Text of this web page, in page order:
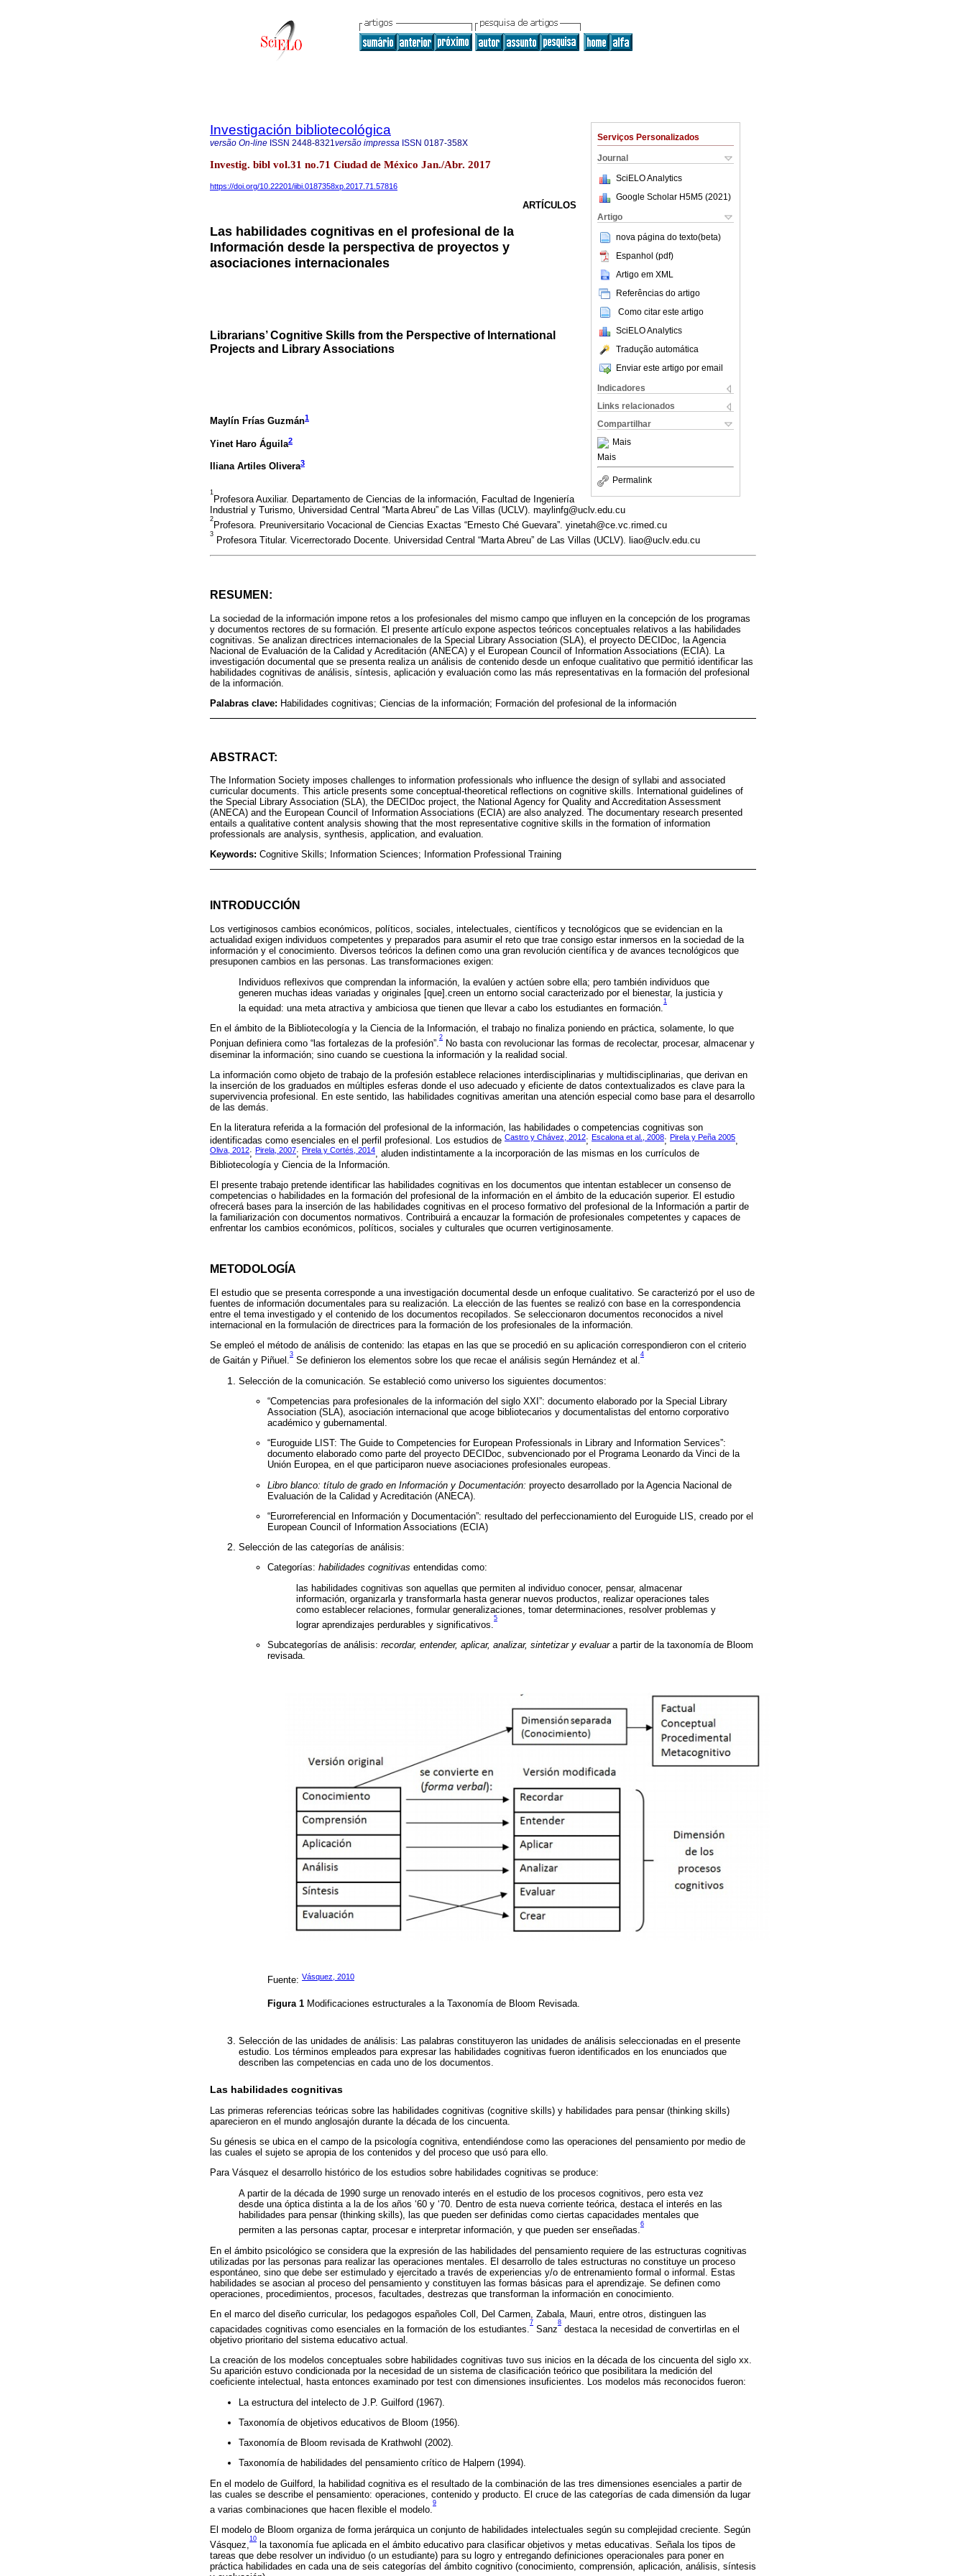
Serviços Personalizados
Journal
SciELO Analytics
Google Scholar H5M5 (2021 )
Artigo
nova página do texto(beta)
Espanhol (pdf)
Artigo em XML
Referências do artigo
Como citar este artigo
SciELO Analytics
Tradução automática
Enviar este artigo por email
Indicadores
Links relacionados
Compartilhar
Mais
Mais
Permalink
Investigación bibliotecológica
versão On-line ISSN 2448-8321versão impressa ISSN 0187-358X
Investig. bibl vol.31 no.71 Ciudad de México Jan./Abr. 2017
https://doi.org/10.22201/iibi.0187358xp.2017.71.57816
ARTÍCULOS
Las habilidades cognitivas en el profesional de la
Información desde la perspectiva de proyectos y
asociaciones internacionales
Librarians’ Cognitive Skills from the Perspective of International
Projects and Library Associations
Maylín Frías Guzmán1
Yinet Haro Águila2
Iliana Artiles Olivera3
1
Profesora Auxiliar. Departamento de Ciencias de la información, Facultad de Ingeniería
Industrial y Turismo, Universidad Central “Marta Abreu” de Las Villas (UCLV). maylinfg@uclv.edu.cu
2
Profesora. Preuniversitario Vocacional de Ciencias Exactas “Ernesto Ché Guevara”. yinetah@ce.vc.rimed.cu
3
Profesora Titular. Vicerrectorado Docente. Universidad Central “Marta Abreu” de Las Villas (UCLV). liao@uclv.edu.cu
RESUMEN:
La sociedad de la información impone retos a los profesionales del mismo campo que influyen en la concepción de los programas
y documentos rectores de su formación. El presente artículo expone aspectos teóricos conceptuales relativos a las habilidades
cognitivas. Se analizan directrices internacionales de la Special Library Association (SLA), el proyecto DECIDoc, la Agencia
Nacional de Evaluación de la Calidad y Acreditación (ANECA) y el European Council of Information Associations (ECIA). La
investigación documental que se presenta realiza un análisis de contenido desde un enfoque cualitativo que permitió identificar las
habilidades cognitivas de análisis, síntesis, aplicación y evaluación como las más representativas en la formación del profesional
de la información.
Palabras clave: Habilidades cognitivas; Ciencias de la información; Formación del profesional de la información
ABSTRACT:
The Information Society imposes challenges to information professionals who influence the design of syllabi and associated
curricular documents. This article presents some conceptual-theoretical reflections on cognitive skills. International guidelines of
the Special Library Association (SLA), the DECIDoc project, the National Agency for Quality and Accreditation Assessment
(ANECA) and the European Council of Information Associations (ECIA) are also analyzed. The documentary research presented
entails a qualitative content analysis showing that the most representative cognitive skills in the formation of information
professionals are analysis, synthesis, application, and evaluation.
Keywords: Cognitive Skills; Information Sciences; Information Professional Training
INTRODUCCIÓN
Los vertiginosos cambios económicos, políticos, sociales, intelectuales, científicos y tecnológicos que se evidencian en la
actualidad exigen individuos competentes y preparados para asumir el reto que trae consigo estar inmersos en la sociedad de la
información y el conocimiento. Diversos teóricos la definen como una gran revolución científica y de avances tecnológicos que
presuponen cambios en las personas. Las transformaciones exigen:
Individuos reflexivos que comprendan la información, la evalúen y actúen sobre ella; pero también individuos que
generen muchas ideas variadas y originales [que].creen un entorno social caracterizado por el bienestar, la justicia y
la equidad: una meta atractiva y ambiciosa que tienen que llevar a cabo los estudiantes en formación.
1
En el ámbito de la Bibliotecología y la Ciencia de la Información, el trabajo no finaliza poniendo en práctica, solamente, lo que
Ponjuan definiera como “las fortalezas de la profesión”.
2
No basta con revolucionar las formas de recolectar, procesar, almacenar y
diseminar la información; sino cuando se cuestiona la información y la realidad social.
La información como objeto de trabajo de la profesión establece relaciones interdisciplinarias y multidisciplinarias, que derivan en
la inserción de los graduados en múltiples esferas donde el uso adecuado y eficiente de datos contextualizados es clave para la
supervivencia profesional. En este sentido, las habilidades cognitivas ameritan una atención especial como base para el desarrollo
de las demás.
En la literatura referida a la formación del profesional de la información, las habilidades o competencias cognitivas son
identificadas como esenciales en el perfil profesional. Los estudios de Castro y Chávez, 2012; Escalona et al., 2008; Pirela y Peña 2005,
Oliva, 2012; Pirela, 2007; Pirela y Cortés, 2014, aluden indistintamente a la incorporación de las mismas en los currículos de
Bibliotecología y Ciencia de la Información.
El presente trabajo pretende identificar las habilidades cognitivas en los documentos que intentan establecer un consenso de
competencias o habilidades en la formación del profesional de la información en el ámbito de la educación superior. El estudio
ofrecerá bases para la inserción de las habilidades cognitivas en el proceso formativo del profesional de la Información a partir de
la familiarización con documentos normativos. Contribuirá a encauzar la formación de profesionales competentes y capaces de
enfrentar los cambios económicos, políticos, sociales y culturales que ocurren vertiginosamente.
METODOLOGÍA
El estudio que se presenta corresponde a una investigación documental desde un enfoque cualitativo. Se caracterizó por el uso de
fuentes de información documentales para su realización. La elección de las fuentes se realizó con base en la correspondencia
entre el tema investigado y el contenido de los documentos recopilados. Se seleccionaron documentos reconocidos a nivel
internacional en la formulación de directrices para la formación de los profesionales de la información.
Se empleó el método de análisis de contenido: las etapas en las que se procedió en su aplicación correspondieron con el criterio
de Gaitán y Piñuel.
3
Se definieron los elementos sobre los que recae el análisis según Hernández et al.
4
Selección de la comunicación. Se estableció como universo los siguientes documentos:
“Competencias para profesionales de la información del siglo XXI”: documento elaborado por la Special Library
Association (SLA), asociación internacional que acoge bibliotecarios y documentalistas del entorno corporativo
académico y gubernamental.
“Euroguide LIST: The Guide to Competencies for European Professionals in Library and Information Services”:
documento elaborado como parte del proyecto DECIDoc, subvencionado por el Programa Leonardo da Vinci de la
Unión Europea, en el que participaron nueve asociaciones profesionales europeas.
Libro blanco: título de grado en Información y Documentación: proyecto desarrollado por la Agencia Nacional de
Evaluación de la Calidad y Acreditación (ANECA).
“Eurorreferencial en Información y Documentación”: resultado del perfeccionamiento del Euroguide LIS, creado por el
European Council of Information Associations (ECIA)
Selección de las categorías de análisis:
Categorías: habilidades cognitivas entendidas como:
las habilidades cognitivas son aquellas que permiten al individuo conocer, pensar, almacenar
información, organizarla y transformarla hasta generar nuevos productos, realizar operaciones tales
como establecer relaciones, formular generalizaciones, tomar determinaciones, resolver problemas y
lograr aprendizajes perdurables y significativos.
5
Subcategorías de análisis: recordar, entender, aplicar, analizar, sintetizar y evaluara partir de la taxonomía de Bloom
revisada.
Fuente: Vásquez, 2010
Figura 1 Modificaciones estructurales a la Taxonomía de Bloom Revisada.
Selección de las unidades de análisis: Las palabras constituyeron las unidades de análisis seleccionadas en el presente
estudio. Los términos empleados para expresar las habilidades cognitivas fueron identificados en los enunciados que
describen las competencias en cada uno de los documentos.
Las habilidades cognitivas
Las primeras referencias teóricas sobre las habilidades cognitivas (cognitive skills) y habilidades para pensar (thinking skills)
aparecieron en el mundo anglosajón durante la década de los cincuenta.
Su génesis se ubica en el campo de la psicología cognitiva, entendiéndose como las operaciones del pensamiento por medio de
las cuales el sujeto se apropia de los contenidos y del proceso que usó para ello.
Para Vásquez el desarrollo histórico de los estudios sobre habilidades cognitivas se produce:
A partir de la década de 1990 surge un renovado interés en el estudio de los procesos cognitivos, pero esta vez
desde una óptica distinta a la de los años ‘60 y ‘70. Dentro de esta nueva corriente teórica, destaca el interés en las
habilidades para pensar (thinking skills), las que pueden ser definidas como ciertas capacidades mentales que
permiten a las personas captar, procesar e interpretar información, y que pueden ser enseñadas.
6
En el ámbito psicológico se considera que la expresión de las habilidades del pensamiento requiere de las estructuras cognitivas
utilizadas por las personas para realizar las operaciones mentales. El desarrollo de tales estructuras no constituye un proceso
espontáneo, sino que debe ser estimulado y ejercitado a través de experiencias y/o de entrenamiento formal o informal. Estas
habilidades se asocian al proceso del pensamiento y constituyen las formas básicas para el aprendizaje. Se definen como
operaciones, procedimientos, procesos, facultades, destrezas que transforman la información en conocimiento.
En el marco del diseño curricular, los pedagogos españoles Coll, Del Carmen, Zabala, Mauri, entre otros, distinguen las
capacidades cognitivas como esenciales en la formación de los estudiantes.
7
Sanz
8
destaca la necesidad de convertirlas en el
objetivo prioritario del sistema educativo actual.
La creación de los modelos conceptuales sobre habilidades cognitivas tuvo sus inicios en la década de los cincuenta del siglo xx.
Su aparición estuvo condicionada por la necesidad de un sistema de clasificación teórico que posibilitara la medición del
coeficiente intelectual, hasta entonces examinado por test con dimensiones insuficientes. Los modelos más reconocidos fueron:
La estructura del intelecto de J.P. Guilford (1967).
Taxonomía de objetivos educativos de Bloom (1956).
Taxonomía de Bloom revisada de Krathwohl (2002).
Taxonomía de habilidades del pensamiento crítico de Halpern (1994).
En el modelo de Guilford, la habilidad cognitiva es el resultado de la combinación de las tres dimensiones esenciales a partir de
las cuales se describe el pensamiento: operaciones, contenido y producto. El cruce de las categorías de cada dimensión da lugar
a varias combinaciones que hacen flexible el modelo.
9
El modelo de Bloom organiza de forma jerárquica un conjunto de habilidades intelectuales según su complejidad creciente. Según
Vásquez,
10
la taxonomía fue aplicada en el ámbito educativo para clasificar objetivos y metas educativas. Señala los tipos de
tareas que debe resolver un individuo (o un estudiante) para su logro y entregando definiciones operacionales para poner en
práctica habilidades en cada una de seis categorías del ámbito cognitivo (conocimiento, comprensión, aplicación, análisis, síntesis